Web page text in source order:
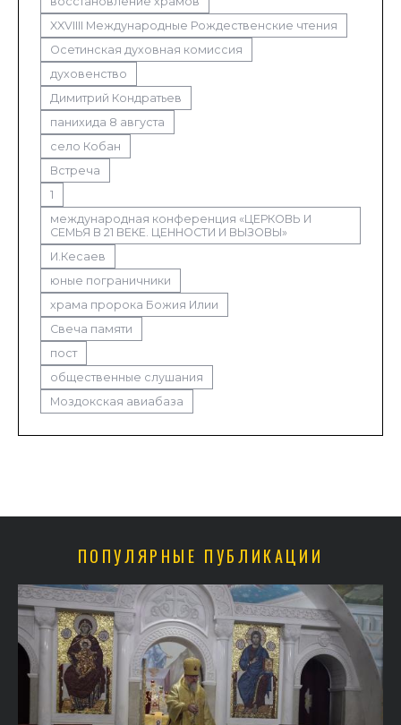
XXVIIII Международные Рождественские чтения
Осетинская духовная комиссия
духовенство
Димитрий Кондратьев
панихида 8 августа
село Кобан
Встреча
1
международная конференция «ЦЕРКОВЬ И
СЕМЬЯ В 21 ВЕКЕ. ЦЕННОСТИ И ВЫЗОВЫ»
И.Кесаев
юные пограничники
храма пророка Божия Илии
Свеча памяти
пост
общественные слушания
Моздокская авиабаза
ПОПУЛЯРНЫЕ ПУБЛИКАЦИИ